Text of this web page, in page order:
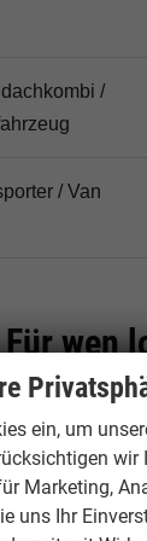
/
/ Van
wen
Corsa, Opel
ein, um
wir
Marketing,
uns Ihr